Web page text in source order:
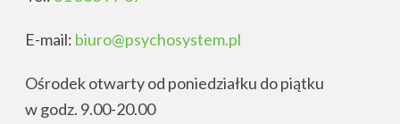
E-mail: biuro@psychosystem.pl
Ośrodek otwarty od poniedziałku do piątku
w godz. 9.00-20.00